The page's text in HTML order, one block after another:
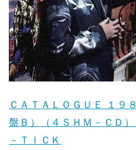
ＣＡＴＡＬＯＧＵＥ １９
盤Ｂ）（４ＳＨＭ－ＣＤ
－ＴＩＣＫ